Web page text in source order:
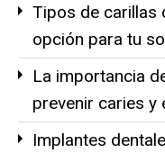
Tipos de carillas
opción para tu
La importancia
prevenir caries y
Implantes